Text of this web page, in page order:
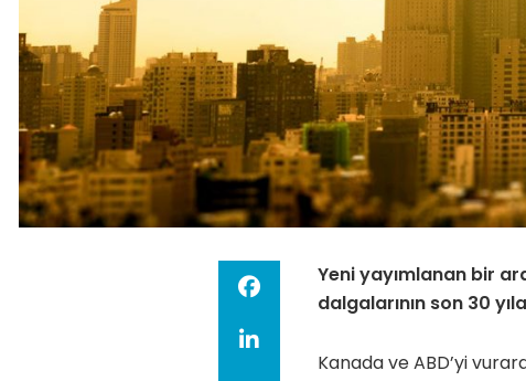
Yeni yayımlanan bir
dalgalarının son 30
Kanada ve ABD’yi